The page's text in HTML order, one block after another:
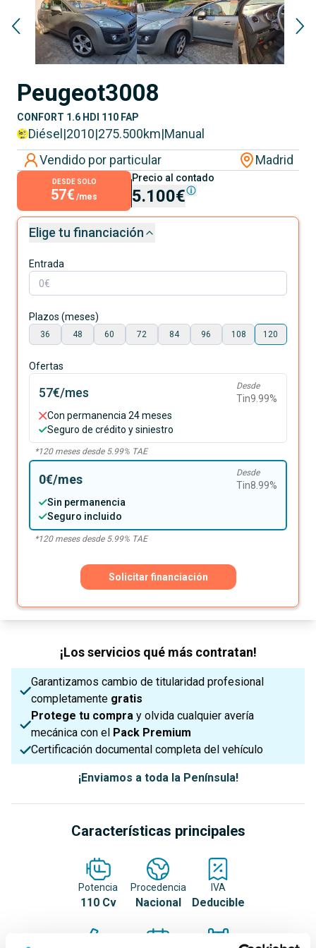
Peugeot3008
CONFORT 1.6 HDI 110 FAP
Diésel |2010|275.500km|Manual
Vendido por particular
Madrid
DESDE SOLO
57€ /mes
Precio al contado
5.100€
Elige tu financiación
Entrada
Plazos (meses)
36 48 60 72 84 96 108 120
Ofertas
57€/mes Desde
Tin9.99%
Con permanencia 24 meses
Seguro de crédito y siniestro
*120meses desde 5.99% TAE
0€/mes Desde
Tin8.99%
Sin permanencia
Seguro incluido
*120meses desde 5.99% TAE
Solicitar financiación
¡Los servicios qué más contratan!
Garantizamos cambio de titularidad profesional
completamente gratis
Protege tu compra y olvida cualquier avería
mecánica con el Pack Premium
Certificación documental completa del vehículo
¡Enviamos a toda la Península!
Características principales
Potencia
110 Cv
Procedencia
Nacional
IVA
Deducible